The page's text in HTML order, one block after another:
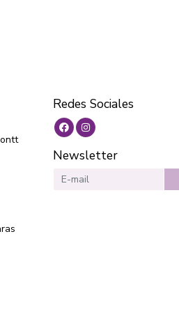
Redes Sociales
Newsletter